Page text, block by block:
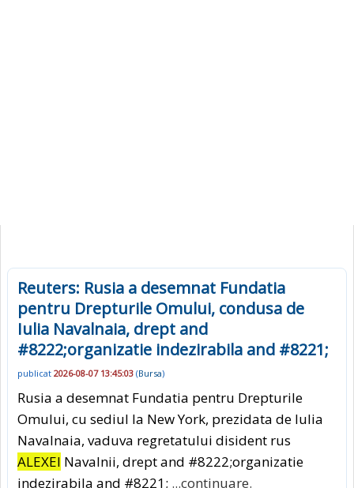
Reuters: Rusia a desemnat Fundatia
pentru Drepturile Omului, condusa de
Iulia Navalnaia, drept and
#8222;organizatie indezirabila and #8221;
publicat 2026-08-07 13:45:03 (Bursa)
Rusia a desemnat Fundatia pentru Drepturile
Omului, cu sediul la New York, prezidata de Iulia
Navalnaia, vaduva regretatului disident rus
ALEXEI Navalnii, drept and #8222;organizatie
indezirabila and #8221; ...continuare.